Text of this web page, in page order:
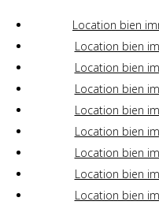
Location bien
Location bien
Location bien
Location bien
Location bien
Location bien
Location bien
Location bien
Location bien